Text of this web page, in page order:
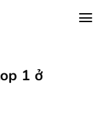
1 ở